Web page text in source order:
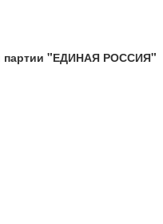
партии "ЕДИНАЯ РОССИЯ"